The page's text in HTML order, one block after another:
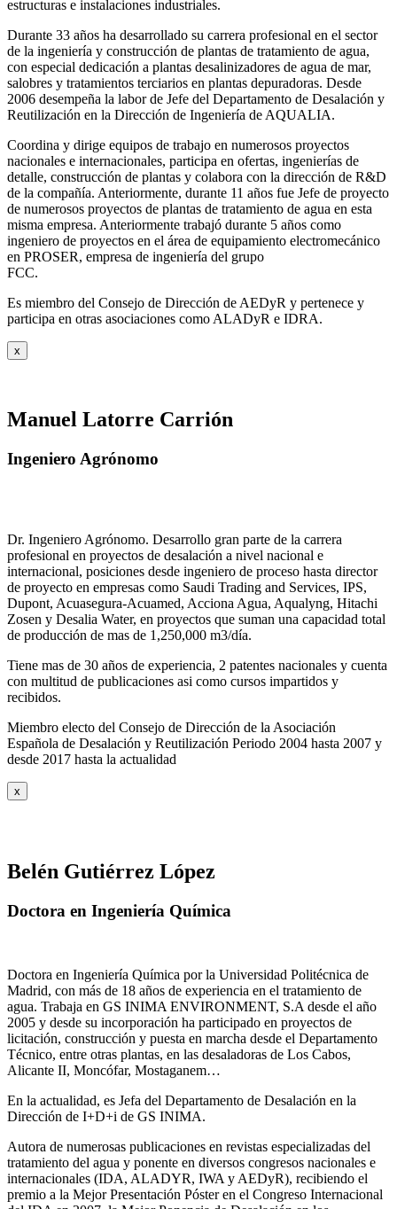
estructuras e instalaciones industriales.
Durante 33 años ha desarrollado su carrera profesional en el sector
de la ingeniería y construcción de plantas de tratamiento de agua,
con especial dedicación a plantas desalinizadores de agua de mar,
salobres y tratamientos terciarios en plantas depuradoras. Desde
2006 desempeña la labor de Jefe del Departamento de Desalación y
Reutilización en la Dirección de Ingeniería de AQUALIA.
Coordina y dirige equipos de trabajo en numerosos proyectos
nacionales e internacionales, participa en ofertas, ingenierías de
detalle, construcción de plantas y colabora con la dirección de R&D
de la compañía. Anteriormente, durante 11 años fue Jefe de proyecto
de numerosos proyectos de plantas de tratamiento de agua en esta
misma empresa. Anteriormente trabajó durante 5 años como
ingeniero de proyectos en el área de equipamiento electromecánico
en PROSER, empresa de ingeniería del grupo
FCC.
Es miembro del Consejo de Dirección de AEDyR y pertenece y
participa en otras asociaciones como ALADyR e IDRA.
x
Manuel Latorre Carrión
Ingeniero Agrónomo
Dr. Ingeniero Agrónomo. Desarrollo gran parte de la carrera
profesional en proyectos de desalación a nivel nacional e
internacional, posiciones desde ingeniero de proceso hasta director
de proyecto en empresas como Saudi Trading and Services, IPS,
Dupont, Acuasegura-Acuamed, Acciona Agua, Aqualyng, Hitachi
Zosen y Desalia Water, en proyectos que suman una capacidad total
de producción de mas de 1,250,000 m3/día.
Tiene mas de 30 años de experiencia, 2 patentes nacionales y cuenta
con multitud de publicaciones asi como cursos impartidos y
recibidos.
Miembro electo del Consejo de Dirección de la Asociación
Española de Desalación y Reutilización Periodo 2004 hasta 2007 y
desde 2017 hasta la actualidad
x
Belén Gutiérrez López
Doctora en Ingeniería Química
Doctora en Ingeniería Química por la Universidad Politécnica de
Madrid, con más de 18 años de experiencia en el tratamiento de
agua. Trabaja en GS INIMA ENVIRONMENT, S.A desde el año
2005 y desde su incorporación ha participado en proyectos de
licitación, construcción y puesta en marcha desde el Departamento
Técnico, entre otras plantas, en las desaladoras de Los Cabos,
Alicante II, Moncófar, Mostaganem…
En la actualidad, es Jefa del Departamento de Desalación en la
Dirección de I+D+i de GS INIMA.
Autora de numerosas publicaciones en revistas especializadas del
tratamiento del agua y ponente en diversos congresos nacionales e
internacionales (IDA, ALADYR, IWA y AEDyR), recibiendo el
premio a la Mejor Presentación Póster en el Congreso Internacional